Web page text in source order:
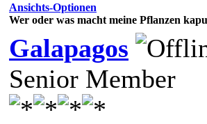
Ansichts-Optionen
Wer oder was macht meine Pflanzen
Galapagos
Senior Member